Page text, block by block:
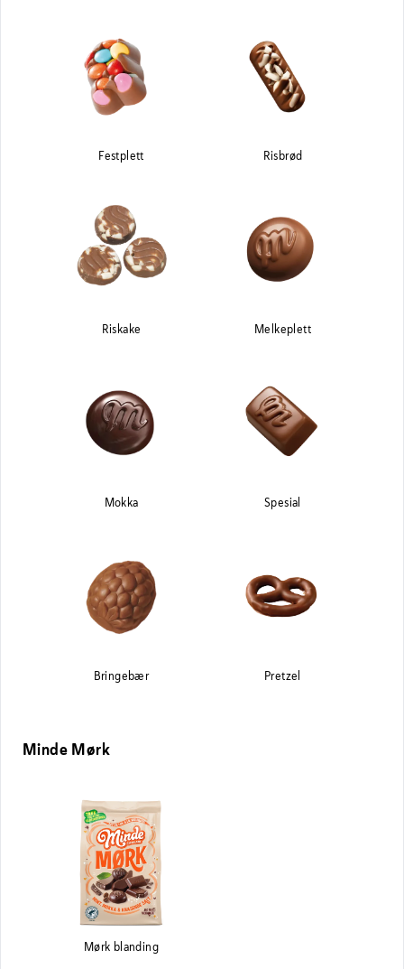
Festplett Risbrød
Riskake Melkeplett
Mokka Spesial
Bringebær Pretzel
Minde Mørk
Mørk blanding